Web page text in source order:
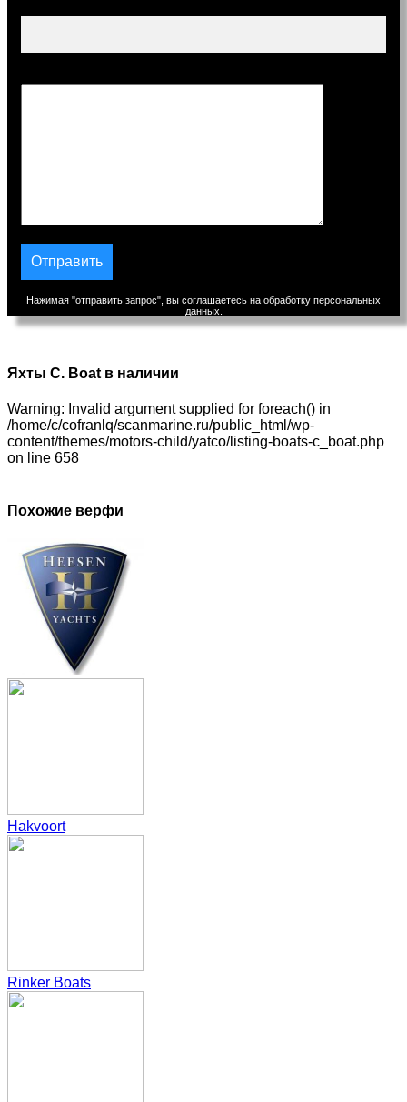
Нажимая "отправить запрос", вы соглашаетесь на обработку персональных
данных.
Яхты C. Boat в наличии
Warning: Invalid argument supplied for foreach() in
/home/c/cofranlq/scanmarine.ru/public_html/wp-
content/themes/motors-child/yatco/listing-boats-c_boat.php
on line 658
Похожие верфи
Hakvoort
Rinker Boats